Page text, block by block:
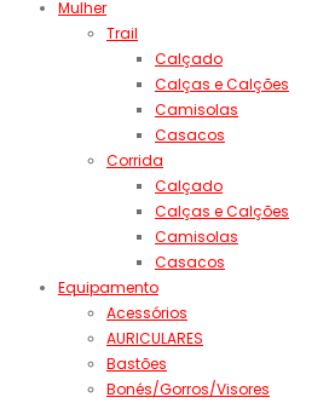
Mulher
Trail
Calçado
Calças e Calções
Camisolas
Casacos
Corrida
Calçado
Calças e Calções
Camisolas
Casacos
Equipamento
Acessórios
AURICULARES
Bastões
Bonés/Gorros/Visores